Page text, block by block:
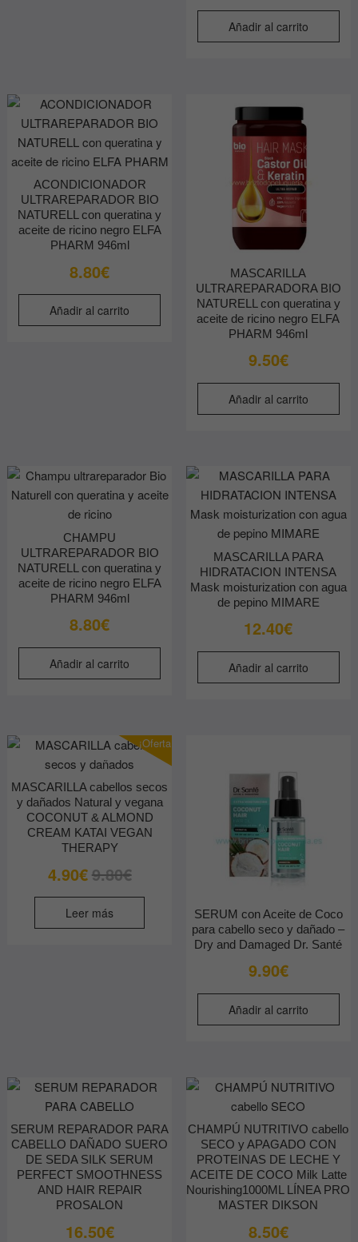
Añadir al carrito
ACONDICIONADOR
ULTRAREPARADOR BIO
NATURELL con queratina y
aceite de ricino negro ELFA
PHARM 946ml
8.80€
Añadir al carrito
MASCARILLA
ULTRAREPARADORA BIO
NATURELL con queratina y
aceite de ricino negro ELFA
PHARM 946ml
9.50€
Añadir al carrito
CHAMPU
ULTRAREPARADOR BIO
NATURELL con queratina y
aceite de ricino negro ELFA
PHARM 946ml
8.80€
Añadir al carrito
MASCARILLA PARA
HIDRATACION INTENSA
Mask moisturization con agua
de pepino MIMARE
12.40€
Añadir al carrito
¡Oferta!
MASCARILLA cabellos secos
y dañados Natural y vegana
COCONUT & ALMOND
CREAM KATAI VEGAN
THERAPY
9.80€El
era:
4.90€
El
es:
Leer más
SERUM con Aceite de Coco
para cabello seco y dañado –
Dry and Damaged Dr. Santé
9.90€
Añadir al carrito
SERUM REPARADOR PARA
CABELLO DAÑADO SUERO
DE SEDA SILK SERUM
PERFECT SMOOTHNESS
AND HAIR REPAIR
PROSALON
16.50€
CHAMPÚ NUTRITIVO cabello
SECO y APAGADO CON
PROTEINAS DE LECHE Y
ACEITE DE COCO Milk Latte
Nourishing1000ML LÍNEA PRO
MASTER DIKSON
8.50€